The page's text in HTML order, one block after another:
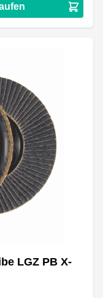
LGZ PB X-